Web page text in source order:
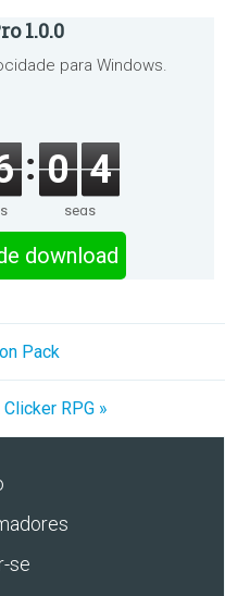
1.0.0
para Windows.
0 4
segs
download
Pack
RPG »
se